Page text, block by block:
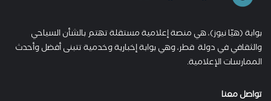
بوابة (هيّا نيوز)، هي منصة إعلامية مستقلة تهتم بالشأن السياحي
والثقافي في دولة قطر، وهي بوابة إخبارية وخدمية تتبنى أفضل وأحدث
الممارسات الإعلامية.
تواصل معنا